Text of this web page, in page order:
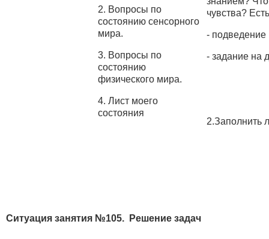
2. Вопросы по
состоянию сенсорного
мира.
3. Вопросы по
состоянию
физического мира.
4. Лист моего
состояния
чувства?
- подведение
- задание на
2.Заполнить
Ситуация занятия №105. Решение задач